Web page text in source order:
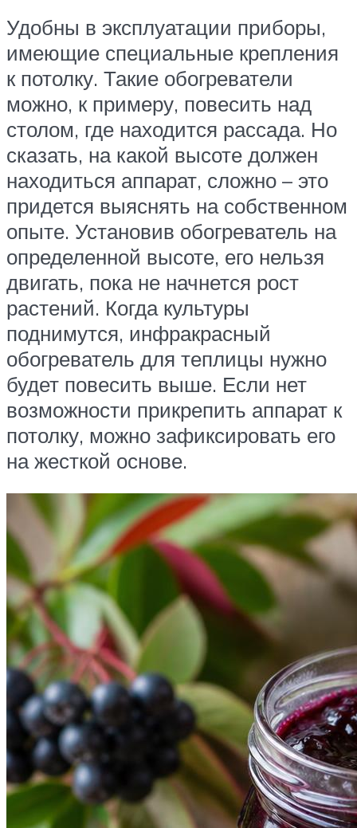
Удобны в эксплуатации приборы,
имеющие специальные крепления
к потолку. Такие обогреватели
можно, к примеру, повесить над
столом, где находится рассада. Но
сказать, на какой высоте должен
находиться аппарат, сложно – это
придется выяснять на собственном
опыте. Установив обогреватель на
определенной высоте, его нельзя
двигать, пока не начнется рост
растений. Когда культуры
поднимутся, инфракрасный
обогреватель для теплицы нужно
будет повесить выше. Если нет
возможности прикрепить аппарат к
потолку, можно зафиксировать его
на жесткой основе.